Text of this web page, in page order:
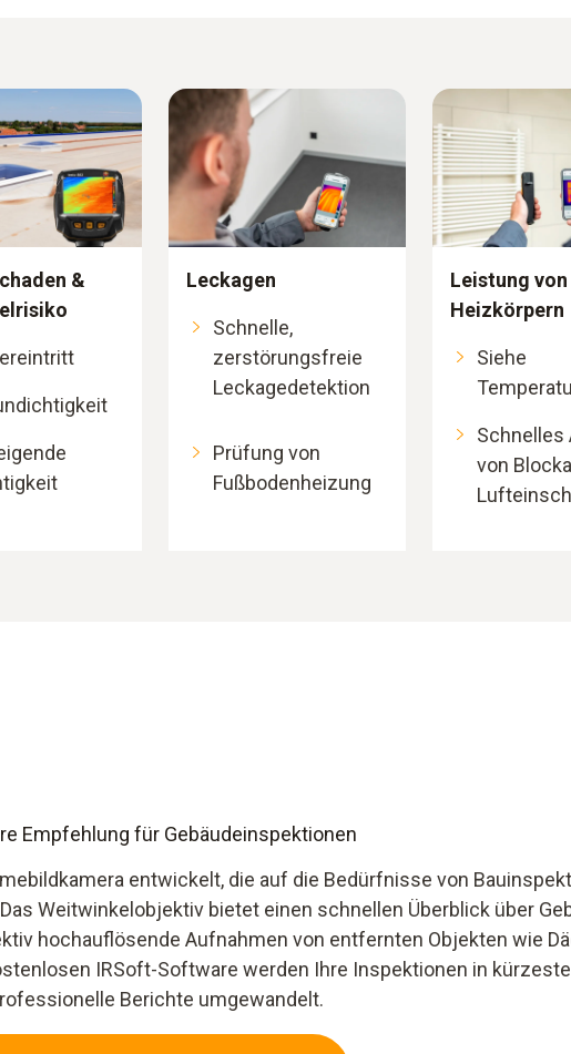
&
Leckagen
Schnelle,
zerstörungsfreie
Leckagedetektion
Prüfung von
Fußbodenheizung
Leistung von
Heizkörpern
Siehe
Schnelles
von
Empfehlung für Gebäudeinspektionen
entwickelt, die auf die Bedürfnisse von
Weitwinkelobjektiv bietet einen schnellen Überblick über
hochauflösende Aufnahmen von entfernten Objekten wie
IRSoft-Software werden Ihre Inspektionen in
Berichte umgewandelt.